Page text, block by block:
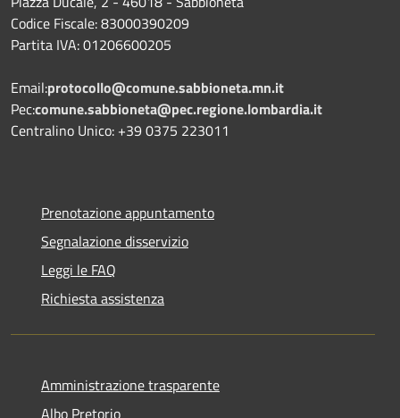
Codice Fiscale: 83000390209
Partita IVA: 01206600205
Email:protocollo@comune.sabbioneta.mn.it
Pec:comune.sabbioneta@pec.regione.lombardia.it
Centralino Unico: +39 0375 223011
Prenotazione appuntamento
Segnalazione disservizio
Leggi le FAQ
Richiesta assistenza
Amministrazione trasparente
Albo Pretorio